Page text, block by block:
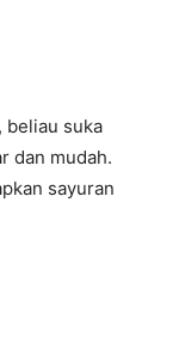
beliau suka
dan mudah.
sayuran